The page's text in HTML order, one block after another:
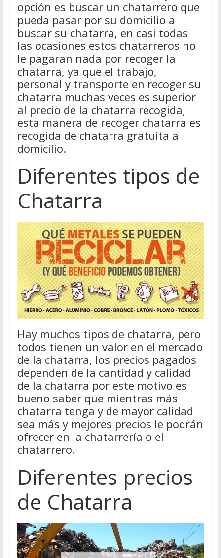
opción es buscar un chatarrero que
pueda pasar por su domicilio a
buscar su chatarra, en casi todas
las ocasiones estos chatarreros no
le pagaran nada por recoger la
chatarra, ya que el trabajo,
personal y transporte en recoger su
chatarra muchas veces es superior
al precio de la chatarra recogida,
esta manera de recoger chatarra es
recogida de chatarra gratuita a
domicilio.
Diferentes tipos de
Chatarra
Hay muchos tipos de chatarra, pero
todos tienen un valor en el mercado
de la chatarra, los precios pagados
dependen de la cantidad y calidad
de la chatarra por este motivo es
bueno saber que mientras más
chatarra tenga y de mayor calidad
sea más y mejores precios le podrán
ofrecer en la chatarrería o el
chatarrero.
Diferentes precios
de Chatarra